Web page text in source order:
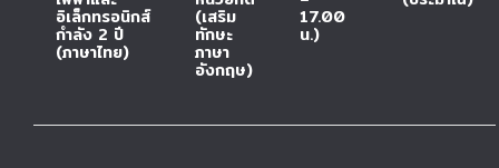
อิเล็กทรอนิกส์
กำลัง 2 ปี
(ภาษาไทย)
(เสริม
ทักษะ
ภาษา
อังกฤษ)
17.00
น.)